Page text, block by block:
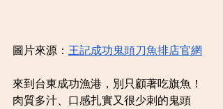
圖片來源： 王記成功鬼頭刀魚排店官網
來到台東成功漁港，別只顧著吃旗魚！
肉質多汁、口感扎實又很少刺的鬼頭